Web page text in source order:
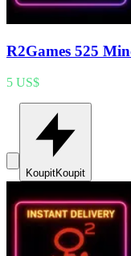
R2Games 525
5 US$
KoupitKoupit